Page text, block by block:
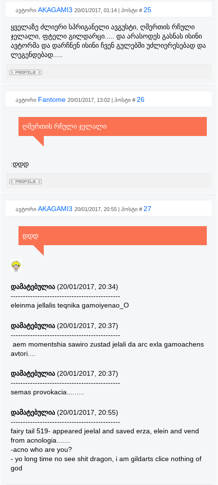
ავტორი AKAGAMI3 20/01/2017, 01:14 | პოსტი # 25
ყველაზე ძლიერი სპრიგანელი ავგუსტი, ღმერთის რჩული
ჯელალი, ფტელი გილდარცი..... და არასოდეს გასნას ისინი
ავტორმა და დარჩნენ ისინი ჩვენ გულებში უძლიერესებად და
ლეგენდებად.....
ავტორი Fantome 20/01/2017, 13:02 | პოსტი # 26
ღმერთის რჩული ჯელალი
:დდდ
ავტორი AKAGAMI3 20/01/2017, 20:55 | პოსტი # 27
დდდ
დამატებულია (20/01/2017, 20:34)
---------------------------------------------
eleinma jellalis teqnika gamoiyenao_O
დამატებულია (20/01/2017, 20:37)
---------------------------------------------
aem momentshia sawiro zustad jelali da arc exla gamoachens
avtori....
დამატებულია (20/01/2017, 20:37)
---------------------------------------------
semas provokacia.........
დამატებულია (20/01/2017, 20:55)
---------------------------------------------
fairy tail 519- appeared jeelal and saved erza, elein and vend
from acnologia.......
-acno who are you?
- yo long time no see shit dragon, i am gildarts clice nothing of
god